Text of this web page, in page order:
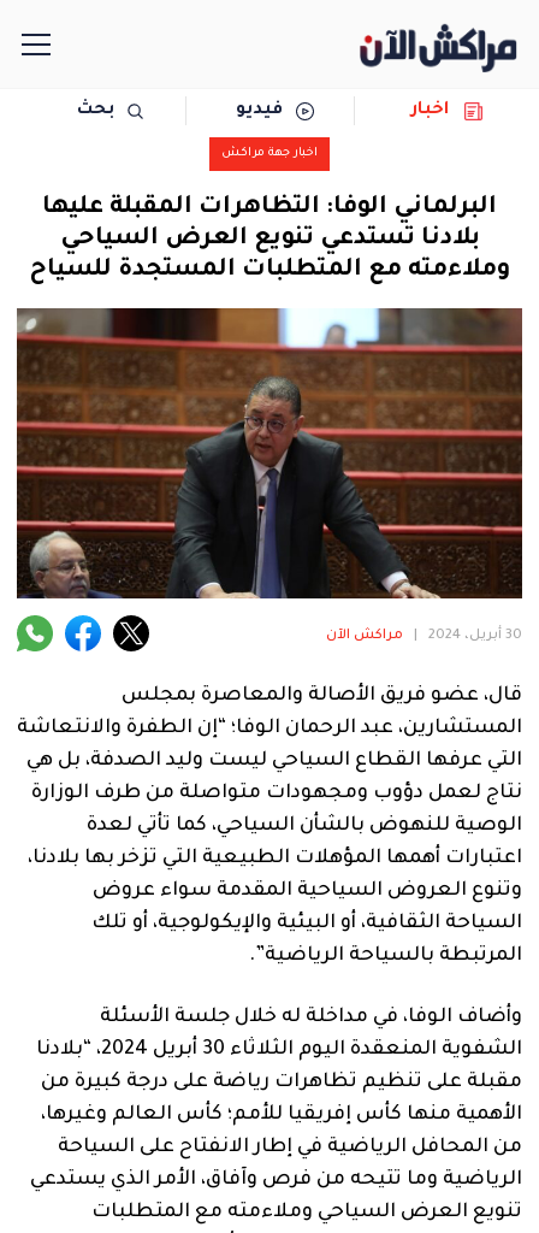
سياسة
رياضة
دولية
المرأة
فنية
منوعة
اخبار فيديو بحث
اخبار جهة مراكش
البرلماني الوفا: التظاهرات المقبلة عليها
بلادنا تستدعي تنويع العرض السياحي
وملاءمته مع المتطلبات المستجدة للسياح
30 أبريل، 2024 مراكش الآن
قال، عضو فريق الأصالة والمعاصرة بمجلس
المستشارين، عبد الرحمان الوفا؛ “إن الطفرة والانتعاشة
التي عرفها القطاع السياحي ليست وليد الصدفة، بل هي
نتاج لعمل دؤوب ومجهودات متواصلة من طرف الوزارة
الوصية للنهوض بالشأن السياحي، كما تأتي لعدة
اعتبارات أهمها المؤهلات الطبيعية التي تزخر بها بلادنا،
وتنوع العروض السياحية المقدمة سواء عروض
السياحة الثقافية، أو البيئية والإيكولوجية، أو تلك
المرتبطة بالسياحة الرياضية”.
وأضاف الوفا، في مداخلة له خلال جلسة الأسئلة
الشفوية المنعقدة اليوم الثلاثاء 30 أبريل 2024، “بلادنا
مقبلة على تنظيم تظاهرات رياضة على درجة كبيرة من
الأهمية منها كأس إفريقيا للأمم؛ كأس العالم وغيرها،
من المحافل الرياضية في إطار الانفتاح على السياحة
الرياضية وما تتيحه من فرص وآفاق، الأمر الذي يستدعي
تنويع العرض السياحي وملاءمته مع المتطلبات